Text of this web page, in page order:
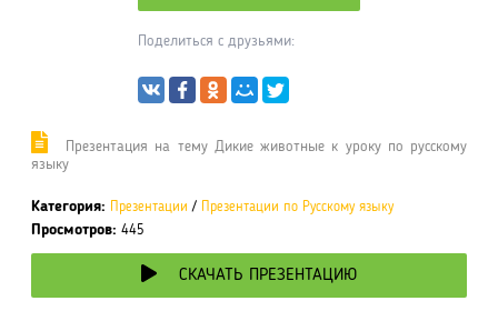
Поделиться с друзьями:
Презентация на тему Дикие животные к уроку по русскому
языку
Категория: Презентации / Презентации по Русскому языку
Просмотров: 445
СКАЧАТЬ ПРЕЗЕНТАЦИЮ